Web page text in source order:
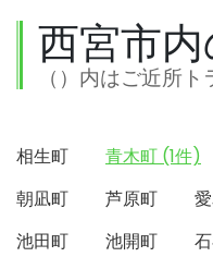
西宮市
（）内はご近所
相生町 青木町 (1件)
朝凪町
芦原町
池田町
池開町